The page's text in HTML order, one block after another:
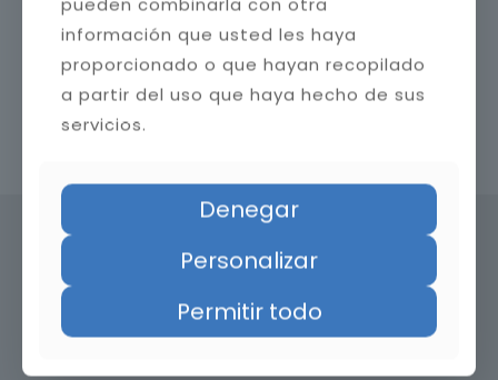
Precio de reformar el baño en
Jaén
información que usted les haya
proporcionado o que hayan recopilado
a partir del uso que haya hecho de sus
servicios.
Denegar
Personalizar
Permitir todo